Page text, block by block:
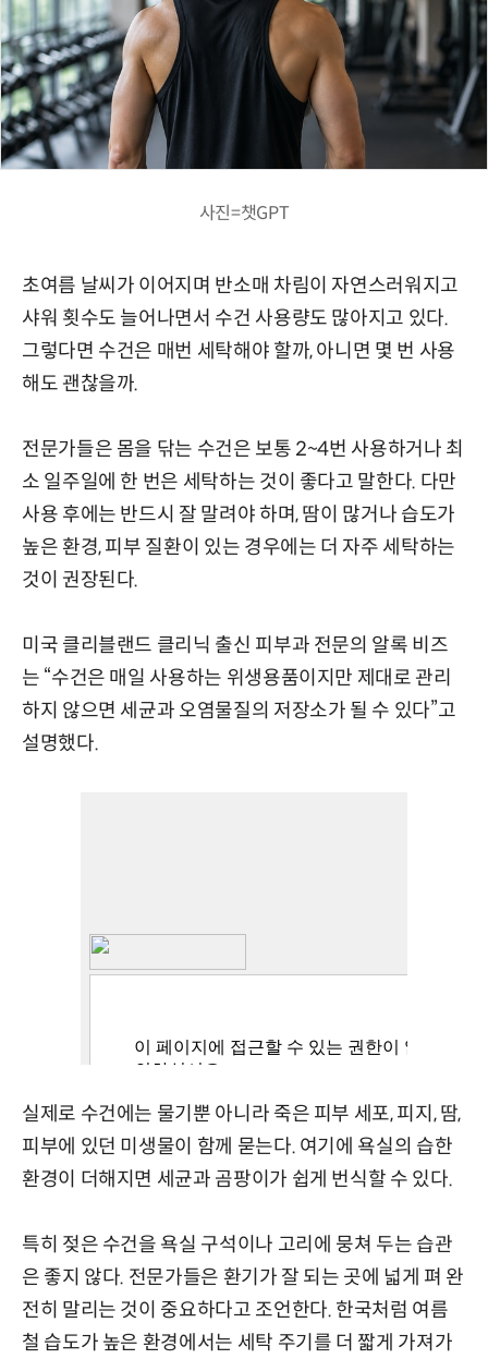
사진=챗GPT
초여름 날씨가 이어지며 반소매 차림이 자연스러워지고
샤워 횟수도 늘어나면서 수건 사용량도 많아지고 있다.
그렇다면 수건은 매번 세탁해야 할까, 아니면 몇 번 사용
해도 괜찮을까.
전문가들은 몸을 닦는 수건은 보통 2~4번 사용하거나 최
소 일주일에 한 번은 세탁하는 것이 좋다고 말한다. 다만
사용 후에는 반드시 잘 말려야 하며, 땀이 많거나 습도가
높은 환경, 피부 질환이 있는 경우에는 더 자주 세탁하는
것이 권장된다.
미국 클리블랜드 클리닉 출신 피부과 전문의 알록 비즈
는 “수건은 매일 사용하는 위생용품이지만 제대로 관리
하지 않으면 세균과 오염물질의 저장소가 될 수 있다”고
설명했다.
실제로 수건에는 물기뿐 아니라 죽은 피부 세포, 피지, 땀,
피부에 있던 미생물이 함께 묻는다. 여기에 욕실의 습한
환경이 더해지면 세균과 곰팡이가 쉽게 번식할 수 있다.
특히 젖은 수건을 욕실 구석이나 고리에 뭉쳐 두는 습관
은 좋지 않다. 전문가들은 환기가 잘 되는 곳에 넓게 펴 완
전히 말리는 것이 중요하다고 조언한다. 한국처럼 여름
철 습도가 높은 환경에서는 세탁 주기를 더 짧게 가져가